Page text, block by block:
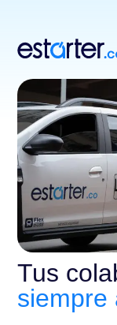
Tus
siempre